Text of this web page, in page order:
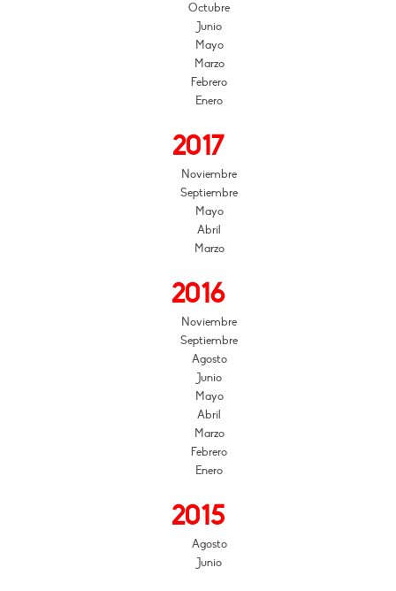
Octubre
Junio
Mayo
Marzo
Febrero
Enero
2017
Noviembre
Septiembre
Mayo
Abril
Marzo
2016
Noviembre
Septiembre
Agosto
Junio
Mayo
Abril
Marzo
Febrero
Enero
2015
Agosto
Junio